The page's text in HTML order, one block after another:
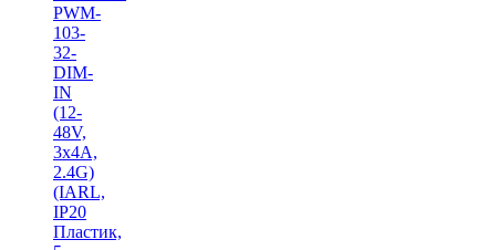
PWM-
103-
32-
DIM-
IN
(12-
48V,
3х4A,
2.4G)
(IARL,
IP20
Пластик,